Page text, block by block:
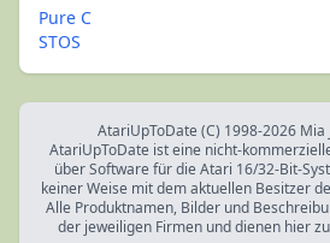
Pure C
STOS
AtariUpToDate (C) 1998-2026 Mia
AtariUpToDate ist eine nicht-
über Software für die Atari 16/32-Bit-
keiner Weise mit dem aktuellen Besitzer
Alle Produktnamen, Bilder und
der jeweiligen Firmen und dienen hier